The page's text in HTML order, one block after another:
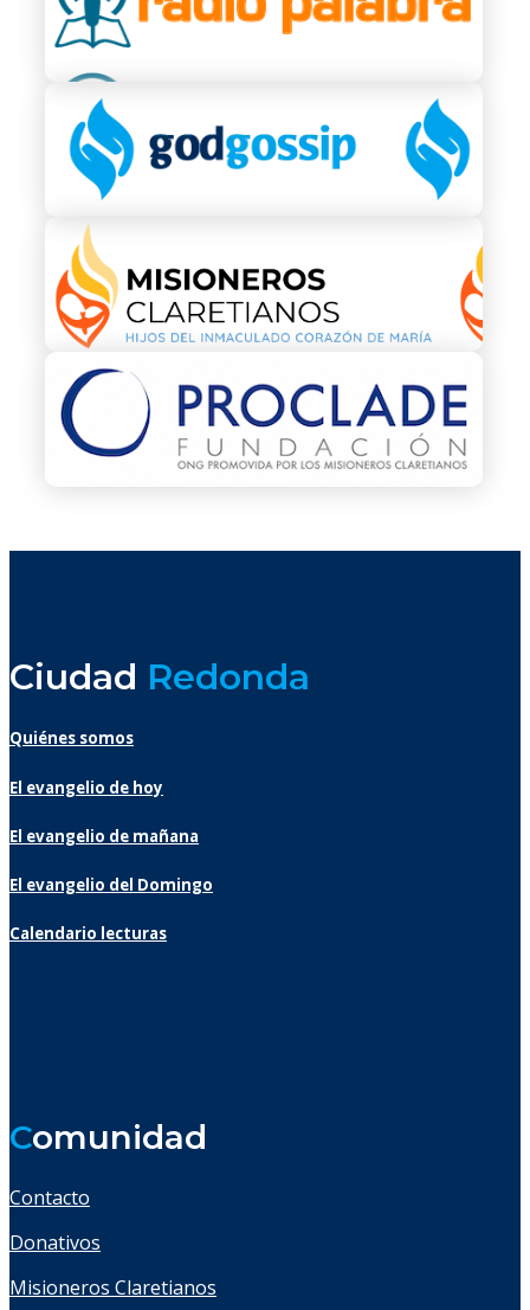
Ciudad Redonda
Quiénes somos
El evangelio de hoy
El evangelio de mañana
El evangelio del Domingo
Calendario lecturas
Comunidad
Contacto
Donativos
Misioneros Claretianos